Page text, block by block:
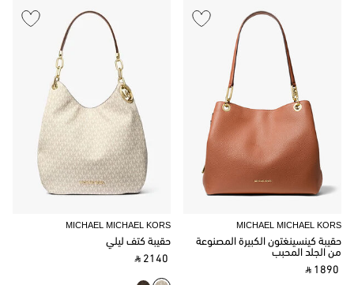
MICHAEL MICHAEL KORS
حقيبة كينسينغتون الكبيرة المصنوعة
من الجلد المحبب
‎ ⃁ 1890 ‎
MICHAEL MICHAEL KORS
حقيبة كتف ليلي
‎ ⃁ 2140 ‎